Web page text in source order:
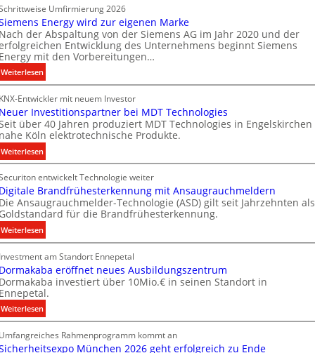
s
t
e
c
h
n
i
k
t
e
n
Umfirmierung 2026
Energy wird zur eigenen Marke
der Abspaltung von der Siemens AG im Jahr 2020 und der
Entwicklung des Unternehmens beginnt Siemens
mit den Vorbereitungen…
Weiterlesen:
S
i
e
m
e
n
s
E
n
e
r
g
y
w
i
r
d
z
u
r
Entwickler mit neuem Investor
Investitionspartner bei MDT Technologies
über 40 Jahren produziert MDT Technologies in Engelskirchen
Köln elektrotechnische Produkte.
Weiterlesen:
N
e
u
e
r
I
n
v
e
s
t
i
t
i
o
entwickelt Technologie weiter
Brandfrühesterkennung mit Ansaugrauchmeldern
Ansaugrauchmelder-Technologie (ASD) gilt seit Jahrzehnten als
für die Brandfrühesterkennung.
Weiterlesen:
D
i
g
i
t
a
l
e
B
am Standort Ennepetal
eröffnet neues Ausbildungszentrum
investiert über 10Mio.€ in seinen Standort in
Weiterlesen:
D
o
r
Rahmenprogramm kommt an
München 2026 geht erfolgreich zu Ende